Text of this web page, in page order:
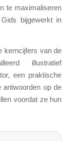
te maximaliseren
bijgewerkt in
kerncijfers van de
illustratief
een praktische
antwoorden op de
voordat ze hun